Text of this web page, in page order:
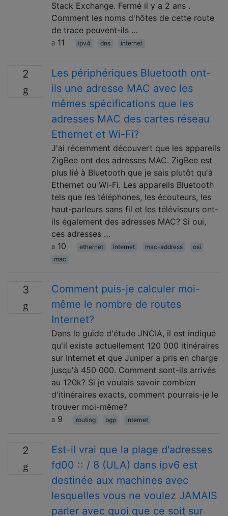
Stack Exchange. Fermé il y a 2 ans .
Comment les noms d'hôtes de cette route
de trace peuvent-ils …
11
ipv4 dns internet
2
Les périphériques Bluetooth ont-
ils une adresse MAC avec les
mêmes spécifications que les
adresses MAC des cartes réseau
Ethernet et Wi-Fi?
J'ai récemment découvert que les appareils
ZigBee ont des adresses MAC. ZigBee est
plus lié à Bluetooth que je sais plutôt qu'à
Ethernet ou Wi-Fi. Les appareils Bluetooth
tels que les téléphones, les écouteurs, les
haut-parleurs sans fil et les téléviseurs ont-
ils également des adresses MAC? Si oui,
ces adresses …
10
ethernet internet mac-address
osi
mac
3
Comment puis-je calculer moi-
même le nombre de routes
Internet?
Dans le guide d'étude JNCIA, il est indiqué
qu'il existe actuellement 120 000 itinéraires
sur Internet et que Juniper a pris en charge
jusqu'à 450 000. Comment sont-ils arrivés
au 120k? Si je voulais savoir combien
d'itinéraires exacts, comment pourrais-je le
trouver moi-même?
9
routing bgp internet
2
Est-il vrai que la plage d'adresses
fd00 :: / 8 (ULA) dans ipv6 est
destinée aux machines avec
lesquelles vous ne voulez JAMAIS
parler avec quoi que ce soit sur